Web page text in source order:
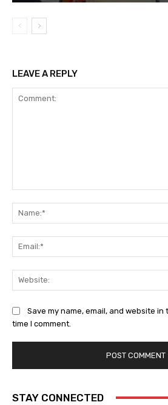
LEAVE A REPLY
Save my name, email, and website
time I comment.
STAY CONNECTED